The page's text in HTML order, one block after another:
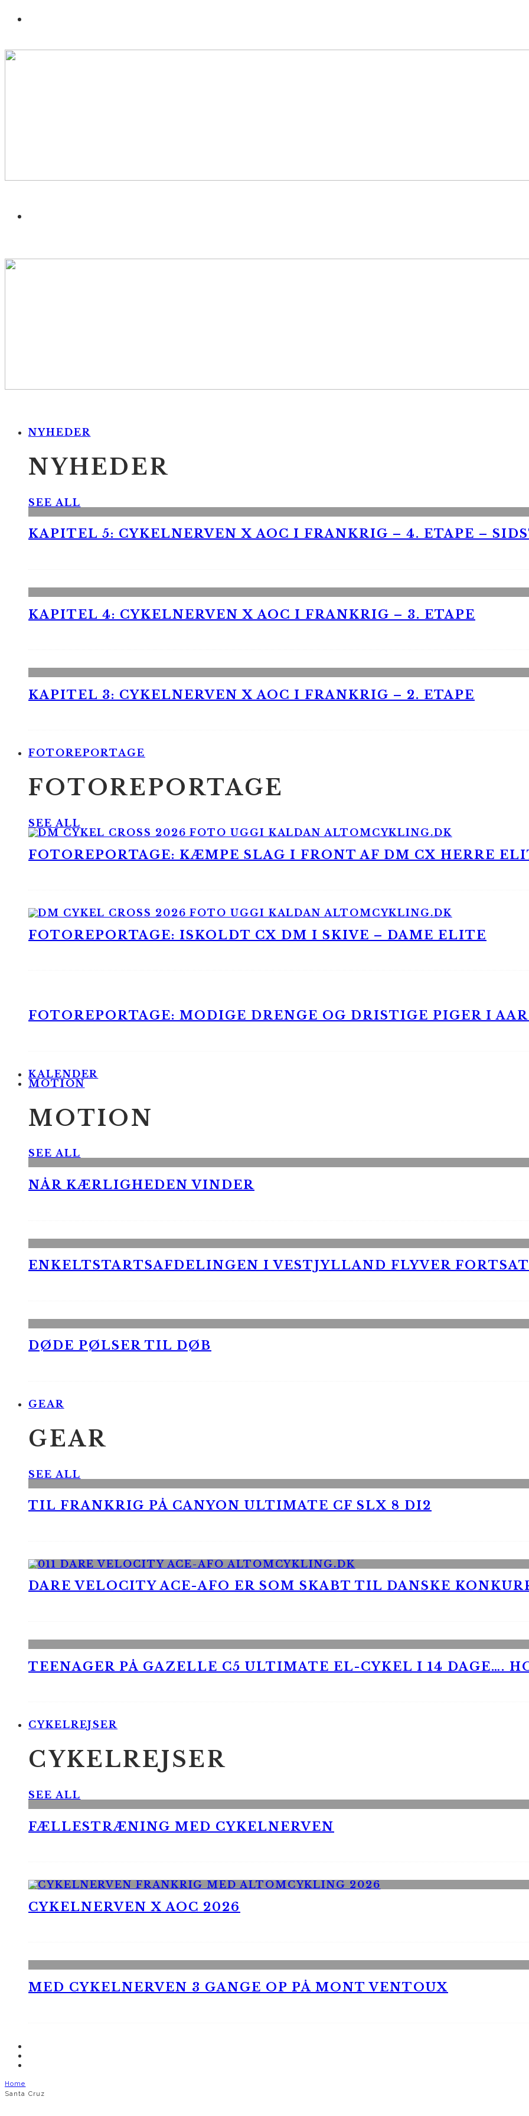
NYHEDER
NYHEDER
SEE ALL
KAPITEL 5: CYKELNERVEN X AOC I FRANKRIG – 4. ETAPE –
KAPITEL 4: CYKELNERVEN X AOC I FRANKRIG – 3. ETAPE
KAPITEL 3: CYKELNERVEN X AOC I FRANKRIG – 2. ETAPE
FOTOREPORTAGE
FOTOREPORTAGE
SEE ALL
FOTOREPORTAGE: KÆMPE SLAG I FRONT AF DM CX HERRE
FOTOREPORTAGE: ISKOLDT CX DM I SKIVE – DAME ELITE
FOTOREPORTAGE: MODIGE DRENGE OG DRISTIGE PIGER I
KALENDER
MOTION
MOTION
SEE ALL
NÅR KÆRLIGHEDEN VINDER
ENKELTSTARTSAFDELINGEN I VESTJYLLAND FLYVER
DØDE PØLSER TIL DØB
GEAR
GEAR
SEE ALL
TIL FRANKRIG PÅ CANYON ULTIMATE CF SLX 8 DI2
DARE VELOCITY ACE-AFO ER SOM SKABT TIL DANSKE
TEENAGER PÅ GAZELLE C5 ULTIMATE EL-CYKEL I 14 DAGE….
CYKELREJSER
CYKELREJSER
SEE ALL
FÆLLESTRÆNING MED CYKELNERVEN
CYKELNERVEN X AOC 2026
MED CYKELNERVEN 3 GANGE OP PÅ MONT VENTOUX
Home
Santa Cruz